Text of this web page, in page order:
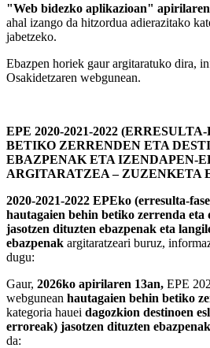
"Web bidezko aplikazioan"
ahal izango da hitzordua adierazitako
jabetzeko.
Ebazpen horiek gaur argitaratuko dira,
Osakidetzaren webgunean.
EPE 2020-2021-2022
BETIKO ZERRENDEN ETA
EBAZPENAK ETA IZENDAPEN-
ARGITARATZEA – ZUZENKETA
2020-2021-2022 EPEko (erresulta-
hautagaien behin betiko zerrenda eta
jasotzen dituzten ebazpenak eta
ebazpenak argitaratzeari buruz,
dugu:
Gaur, 2026ko apirilaren 13an, EPE
webgunean hautagaien behin betiko
kategoria hauei dagozkion destinoen
erroreak) jasotzen dituzten ebazpenak
da: